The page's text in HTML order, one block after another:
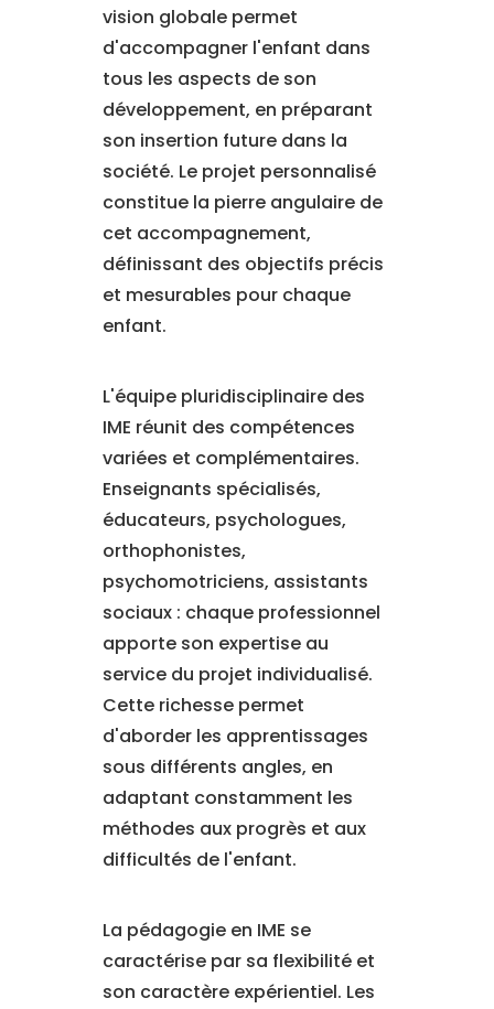
vision globale permet
d'accompagner l'enfant dans
tous les aspects de son
développement, en préparant
son insertion future dans la
société. Le projet personnalisé
constitue la pierre angulaire de
cet accompagnement,
définissant des objectifs précis
et mesurables pour chaque
enfant.
L'équipe pluridisciplinaire des
IME réunit des compétences
variées et complémentaires.
Enseignants spécialisés,
éducateurs, psychologues,
orthophonistes,
psychomotriciens, assistants
sociaux : chaque professionnel
apporte son expertise au
service du projet individualisé.
Cette richesse permet
d'aborder les apprentissages
sous différents angles, en
adaptant constamment les
méthodes aux progrès et aux
difficultés de l'enfant.
La pédagogie en IME se
caractérise par sa flexibilité et
son caractère expérientiel. Les